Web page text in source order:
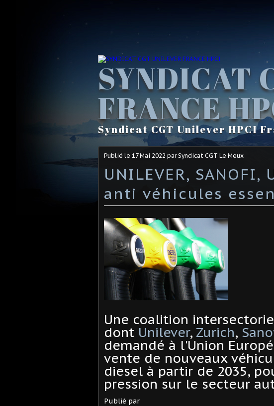
SYNDICAT
FRANCE
Syndicat CGT Unilever HPCI
Publié le 17 Mai 2022 par Syndicat CGT Le Meux
UNILEVER,
anti véhicules
Une coalition
dont Unilever, Zurich,
demandé à l'Union
vente de nouveaux
diesel à partir de 2035,
pression sur le secteur
Publié par